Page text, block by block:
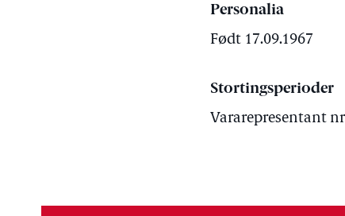
Personalia
Født 17.09.1967
Stortingsperioder
Vararepresentant